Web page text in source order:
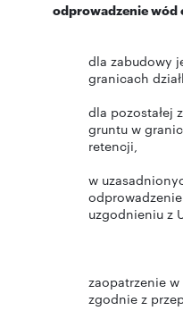
odprowadzenie wód
dla zabudowy
granicach
dla pozostałej
gruntu w
retencji,
w
uzgodnieniu z
zaopatrzenie
zgodnie z